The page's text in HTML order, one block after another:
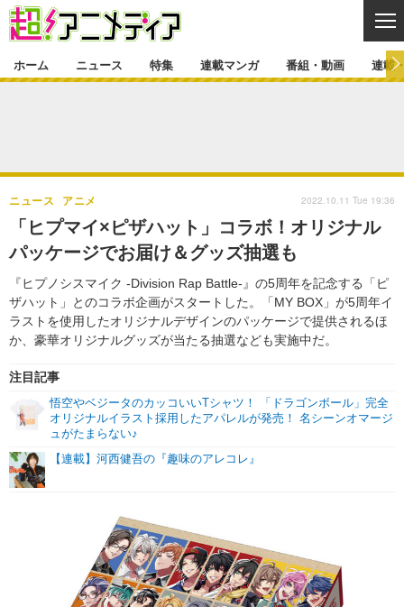
ゲーム・アプリ マンガ
グッズ イベント
声優 コスプレ
舞台 新帝スタ
特集一覧 カバー
ラキりす
連載マンガ
連載マンガ一覧
番組・動画
番組・動画一覧 ラジオ
動画
連載・ブログ
連載・ブログ一覧 コラム
編集部ブログ・お知らせ
ホーム ニュース 特集 連載マンガ 番組・動画 連載
「ヒプマイ×ピザハット」コラボ！オリジナル
パッケージでお届け＆グッズ抽選も
『ヒプノシスマイク -Division Rap Battle-』の5周年を記念する「ピ
ザハット」とのコラボ企画がスタートした。「MY BOX」が5周年イ
ラストを使用したオリジナルデザインのパッケージで提供されるほ
か、豪華オリジナルグッズが当たる抽選なども実施中だ。
ニュース アニメ
注目記事
悟空やベジータのカッコいいTシャツ！ 「ドラゴンボール」完全
オリジナルイラスト採用したアパレルが発売！ 名シーンオマージ
ュがたまらない♪
【連載】河西健吾の『趣味のアレコレ』
2022.10.11 Tue 19:36